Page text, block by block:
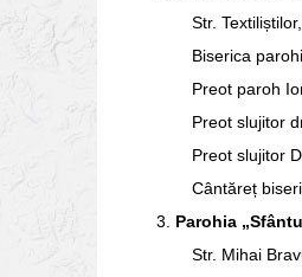
Str.
Biserica
Preot paroh
Preot slujitor
Preot slujitor
Cântăreț
3. Parohia
Str. Mihai